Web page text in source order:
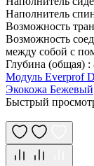
Наполнитель
Возможность
Возможность
между собой с
Глубина (общая) :
Модуль Everprof
Экокожа Бежевый
Быстрый